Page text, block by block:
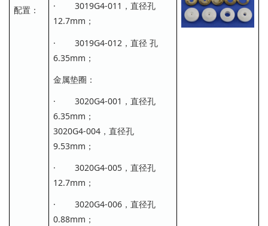
配置：
· 3019G4-011，直径孔
12.7mm；
· 3019G4-012，直径 孔
6.35mm；
金属垫圈：
· 3020G4-001，直径孔
6.35mm；
3020G4-004，直径孔
9.53mm；
· 3020G4-005，直径孔
12.7mm；
· 3020G4-006，直径孔
0.88mm；